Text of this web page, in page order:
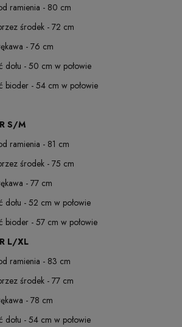
ramienia - 80 cm
środek - 72 cm
- 76 cm
dołu - 50 cm w połowie
bioder - 54 cm w połowie
S/M
ramienia - 81 cm
środek - 75 cm
- 77 cm
dołu - 52 cm w połowie
bioder - 57 cm w połowie
L/XL
ramienia - 83 cm
środek - 77 cm
- 78 cm
dołu - 54 cm w połowie